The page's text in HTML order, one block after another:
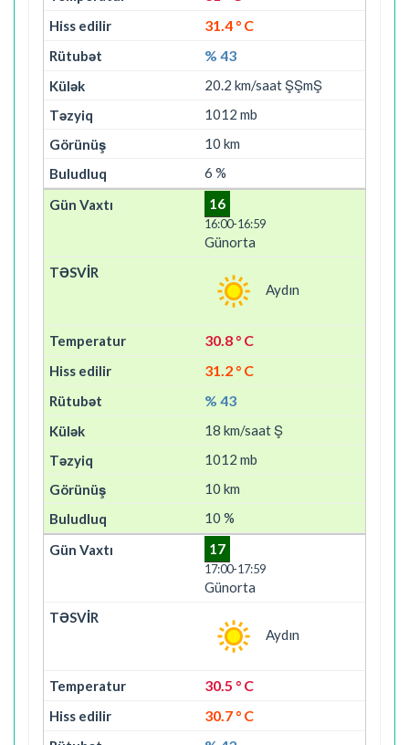
31.4 ° C
% 43
20.2 km/saat ŞŞmŞ
1012 mb
10 km
6 %
16
16:00-16:59
Günorta
Aydın
30.8 ° C
31.2 ° C
% 43
18 km/saat Ş
1012 mb
10 km
10 %
17
17:00-17:59
Günorta
Aydın
30.5 ° C
30.7 ° C